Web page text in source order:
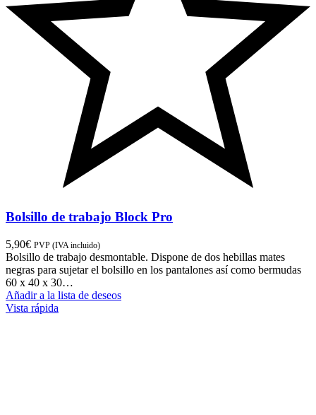
Bolsillo de trabajo Block Pro
5,90€ PVP (IVA incluido)
Bolsillo de trabajo desmontable. Dispone de dos hebillas mates
negras para sujetar el bolsillo en los pantalones así como bermudas
60 x 40 x 30…
Añadir a la lista de deseos
Vista rápida